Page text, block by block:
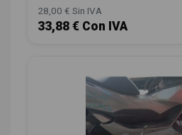
28,00 € Sin IVA
33,88 € Con IVA